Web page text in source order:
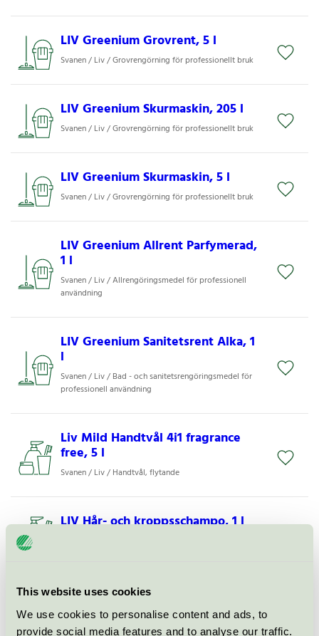
This website uses cookies
We use cookies to personalise content and ads, to
provide social media features and to analyse our traffic.
LIV Greenium Grovrent, 5 l
Svanen / Liv / Grovrengörning för professionellt bruk
LIV Greenium Skurmaskin, 205 l
Svanen / Liv / Grovrengörning för professionellt bruk
LIV Greenium Skurmaskin, 5 l
Svanen / Liv / Grovrengörning för professionellt bruk
LIV Greenium Allrent Parfymerad,
1 l
Svanen / Liv / Allrengöringsmedel för professionell
användning
LIV Greenium Sanitetsrent Alka, 1
l
Svanen / Liv / Bad - och sanitetsrengöringsmedel för
professionell användning
Liv Mild Handtvål 4i1 fragrance
free, 5 l
Svanen / Liv / Handtvål, flytande
LIV Hår- och kroppsschampo, 1 l
LIV Mild Handtvål 4i1 fragrance
free, 1 l
Svanen / Liv / Handtvål, flytande